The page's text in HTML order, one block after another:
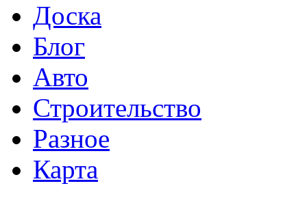
Доска
Блог
Авто
Строительство
Разное
Карта